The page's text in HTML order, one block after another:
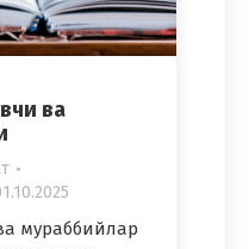
ва
мураббийлар